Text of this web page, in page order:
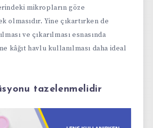
mikropların göze
olmasıdır. Yine çıkartırken de
ve çıkarılması esnasında
kâğıt havlu kullanılması daha ideal
tazelenmelidir